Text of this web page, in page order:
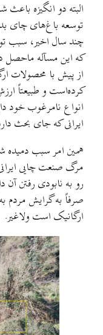
البته دو انگیزه
توسعه باغ‌های چای
چند سال اخیر، سبب
که این مسآله
از پیش با محصولات
کرده‌است و طبیعتاً
انواع نامرغوب خود
ایرانی که جای بحث
همین امر سبب دمیده
مرگ صنعت چایی
رو به نابودی رفتن آن
صرفاً به گرایش مردم
ارگانیک است ولاغیر.